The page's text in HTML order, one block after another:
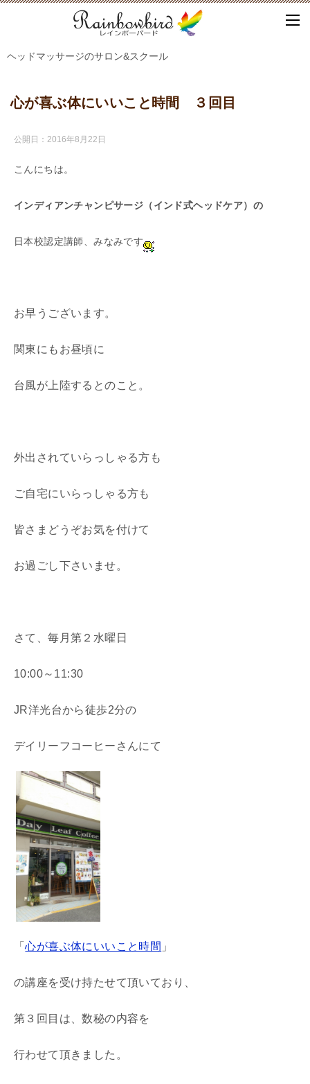
ヘッドマッサージのサロン&スクール
心が喜ぶ体にいいこと時間 ３回目
公開日： 2016年8月22日
こんにちは。
インディアンチャンピサージ（インド式ヘッドケア）の
日本校認定講師、みなみです
お早うございます。
関東にもお昼頃に
台風が上陸するとのこと。
外出されていらっしゃる方も
ご自宅にいらっしゃる方も
皆さまどうぞお気を付けて
お過ごし下さいませ。
さて、毎月第２水曜日
10:00～11:30
JR洋光台から徒歩2分の
デイリーフコーヒーさんにて
「心が喜ぶ体にいいこと時間 」
の講座を受け持たせて頂いており、
第３回目は、数秘の内容を
行わせて頂きました。